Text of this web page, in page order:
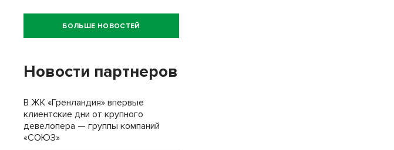
БОЛЬШЕ НОВОСТЕЙ
Новости партнеров
В ЖК «Гренландия» впервые
клиентские дни от крупного
девелопера — группы компаний
«СОЮЗ»